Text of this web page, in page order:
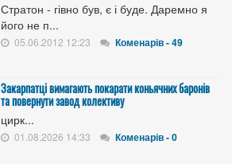
Стратон - гівно був, є і буде. Даремно я
його не п...
05.06.2012 12:23 Коменарів - 49
Закарпатці вимагають покарати коньячних баронів
та повернути завод колективу
цирк...
01.08.2026 14:33 Коменарів - 0